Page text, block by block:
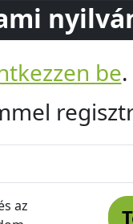
be.
az